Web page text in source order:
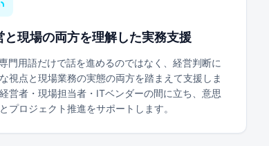
と現場の両方を理解した実務支援
門用語だけで話を進めるのではなく、経営判断に
視点と現場業務の実態の両方を踏まえて支援しま
営者・現場担当者・ITベンダーの間に立ち、意思
プロジェクト推進をサポートします。